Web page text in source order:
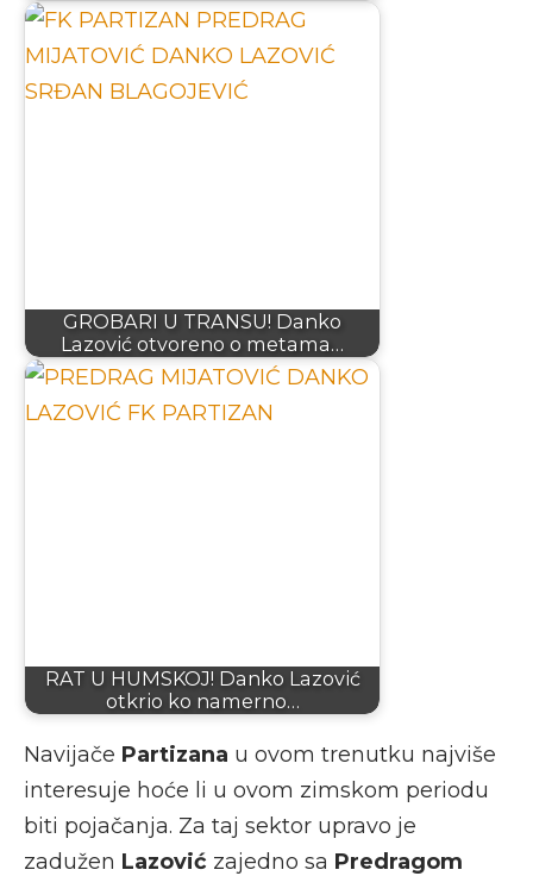
GROBARI U TRANSU! Danko
Lazović otvoreno o metama…
RAT U HUMSKOJ! Danko Lazović
otkrio ko namerno…
Navijače Partizana u ovom trenutku najviše
interesuje hoće li u ovom zimskom periodu
biti pojačanja. Za taj sektor upravo je
zadužen Lazović zajedno sa Predragom